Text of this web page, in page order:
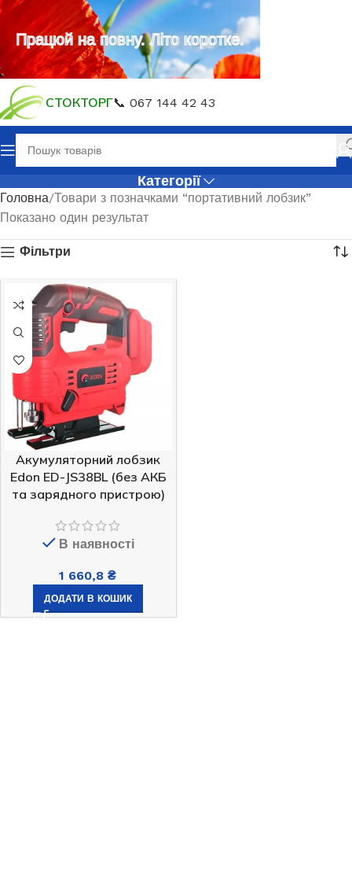
СТОКТОРГ📞 067 144 42 43
Категорії
Головна Товари з позначками “портативний лобзик”
Показано один результат
Фільтри
Акумуляторний лобзик
Edon ED-JS38BL (без АКБ
та зарядного пристрою)
В наявності
1 660,8 ₴
ДОДАТИ В КОШИК
Працюй на повну. Літо коротке.